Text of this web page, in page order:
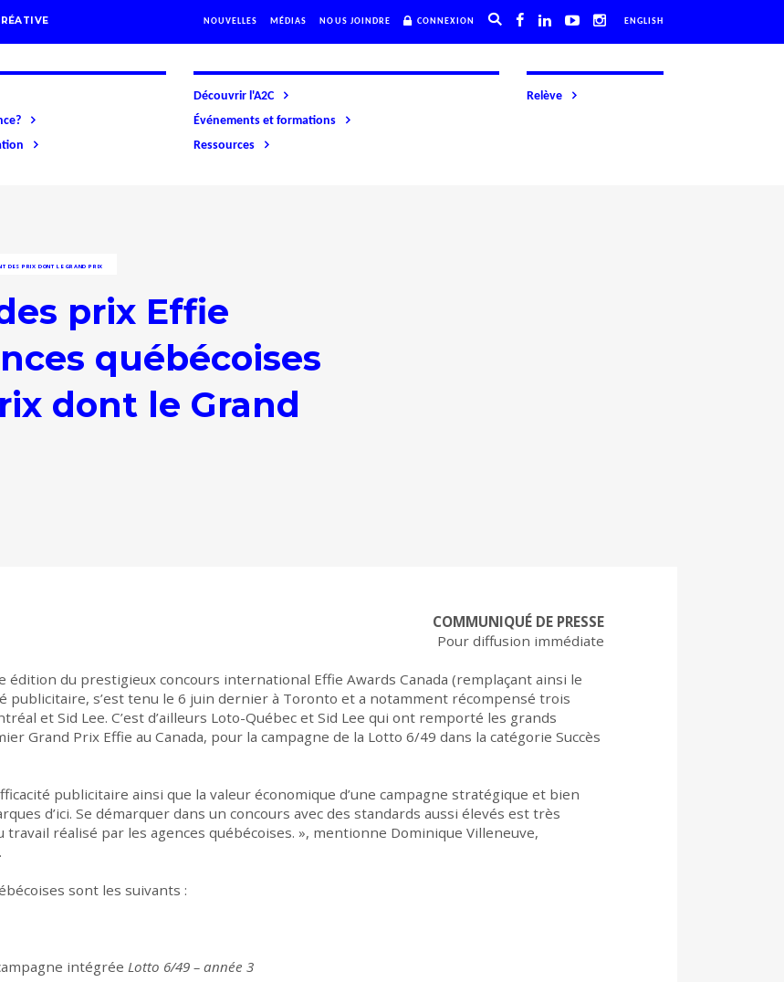
NOUVELLES MÉDIAS NOUS JOINDRE CONNEXION ENGLISH
Découvrir l'A2C
Événements et formations
Ressources
Relève
DES PRIX DONT LE GRAND PRIX
prix Effie
québécoises
dont le Grand
COMMUNIQUÉ DE PRESSE
Pour diffusion immédiate
édition du prestigieux concours international Effie Awards Canada (remplaçant ainsi le
publicitaire, s’est tenu le 6 juin dernier à Toronto et a notamment récompensé trois
et Sid Lee. C’est d’ailleurs Loto-Québec et Sid Lee qui ont remporté les grands
Grand Prix Effie au Canada, pour la campagne de la Lotto 6/49 dans la catégorie Succès
publicitaire ainsi que la valeur économique d’une campagne stratégique et bien
d’ici. Se démarquer dans un concours avec des standards aussi élevés est très
réalisé par les agences québécoises. », mentionne Dominique Villeneuve,
sont les suivants :
intégrée Lotto 6/49 – année 3